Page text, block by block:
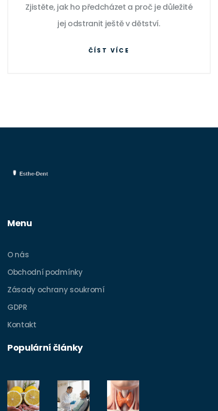
Zjistěte, jak ho předcházet a proč je důležité
jej odstranit ještě v dětství.
ČÍST VÍCE
Menu
O nás
Obchodní podmínky
Zásady ochrany soukromí
GDPR
Kontakt
Populární články